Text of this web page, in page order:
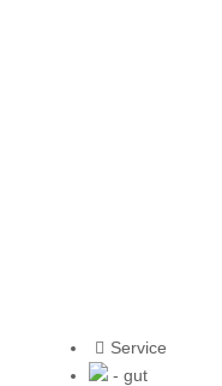
Service
- gut